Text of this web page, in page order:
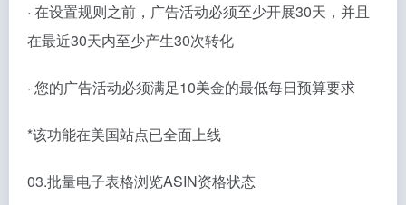
· 在设置规则之前，广告活动必须至少开展30天，并且
在最近30天内至少产生30次转化
· 您的广告活动必须满足10美金的最低每日预算要求
*该功能在美国站点已全面上线
03.批量电子表格浏览ASIN资格状态